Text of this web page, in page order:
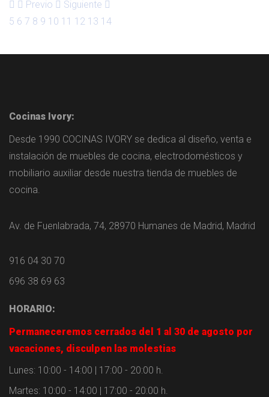
Previo
Siguiente
5 6 7 8 9 10 11 12 13 14
Cocinas Ivory:
Desde 1990 COCINAS IVORY se dedica al diseño, venta e
instalación de muebles de cocina, electrodomésticos y
mobiliario auxiliar desde nuestra tienda de muebles de
cocina.
Av. de Fuenlabrada, 74, 28970 Humanes de Madrid, Madrid
916 04 30 70
696 38 69 63
HORARIO:
Permaneceremos cerrados del 1 al 30 de agosto por
vacaciones, disculpen las molestias
Lunes: 10:00 - 14:00 | 17:00 - 20:00 h.
Martes: 10:00 - 14:00 | 17:00 - 20:00 h.